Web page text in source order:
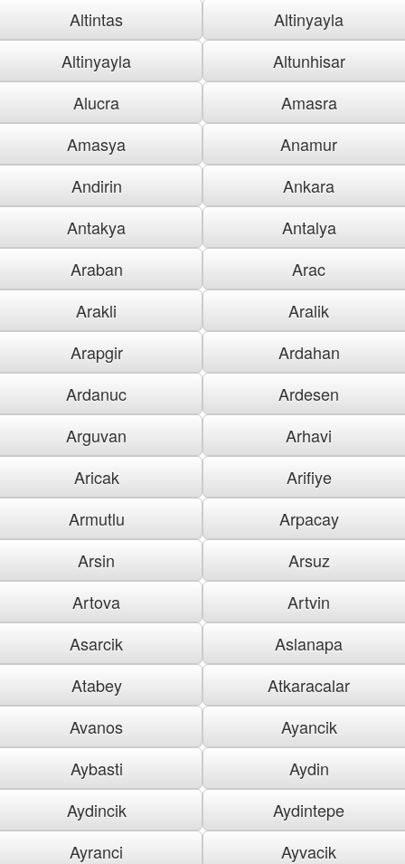
Altintas
Altinyayla
Altinyayla
Altunhisar
Alucra
Amasra
Amasya
Anamur
Andirin
Ankara
Antakya
Antalya
Araban
Arac
Arakli
Aralik
Arapgir
Ardahan
Ardanuc
Ardesen
Arguvan
Arhavi
Aricak
Arifiye
Armutlu
Arpacay
Arsin
Arsuz
Artova
Artvin
Asarcik
Aslanapa
Atabey
Atkaracalar
Avanos
Ayancik
Aybasti
Aydin
Aydincik
Aydintepe
Ayranci
Ayvacik